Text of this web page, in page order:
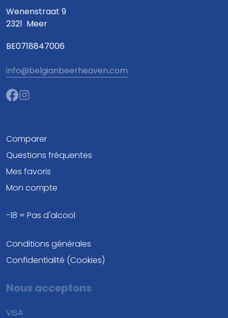
Wenenstraat 9
2321 Meer
BE0718847006
info@belgianbeerheaven.com
Comparer
Questions fréquentes
Mes favoris
Mon compte
-18 = Pas d'alcool
Conditions générales
Confidentialité (Cookies)
Nous acceptons
VISA